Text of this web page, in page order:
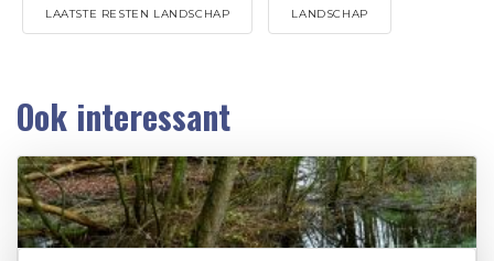
LAATSTE RESTEN LANDSCHAP LANDSCHAP
Ook interessant